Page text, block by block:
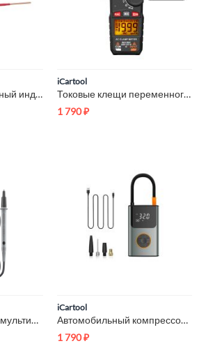
Усиленный спиральный индуктор (нагреватель) длина 220 мм. диа...
iCartool
Токовые клещи переменного тока 200A iCartool IC-M200A
1 790₽
Портативный смарт мультиметр цифровой iCartool IC-M111
iCartool
Автомобильный компрессор iCartool IC-CC3695
1 790₽